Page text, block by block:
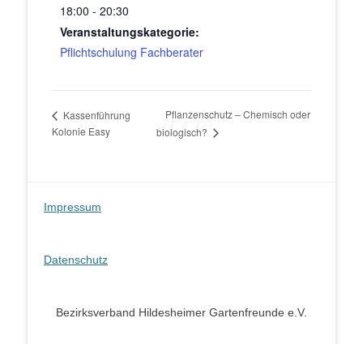
18:00 - 20:30
Veranstaltungskategorie:
Pflichtschulung Fachberater
Kassenführung
Kolonie Easy
Pflanzenschutz – Chemisch oder
biologisch?
Impressum
Datenschutz
Bezirksverband Hildesheimer Gartenfreunde e.V.